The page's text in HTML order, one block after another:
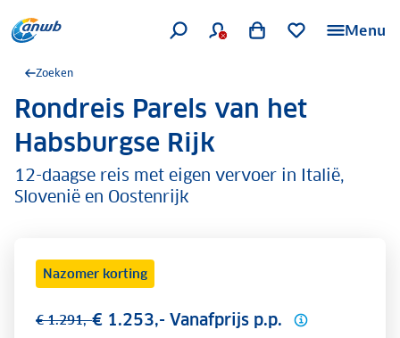
Menu
Zoeken
.Rondreis Parels van het
Habsburgse Rijk
12-daagse reis met eigen vervoer in Italië,
Slovenië en Oostenrijk
Nazomer korting
€ 1.291,-€ 1.253,- Vanafprijs p.p.